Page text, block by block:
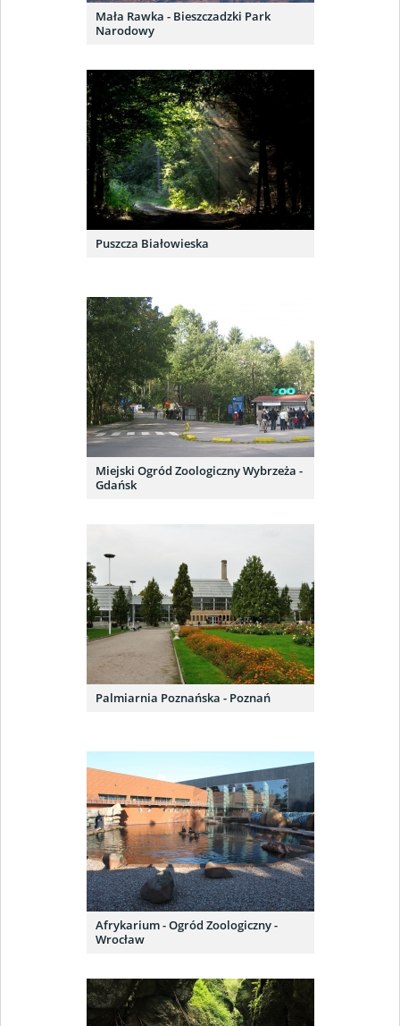
Mała Rawka - Bieszczadzki Park
Narodowy
Puszcza Białowieska
Miejski Ogród Zoologiczny Wybrzeża -
Gdańsk
Palmiarnia Poznańska - Poznań
Afrykarium - Ogród Zoologiczny -
Wrocław